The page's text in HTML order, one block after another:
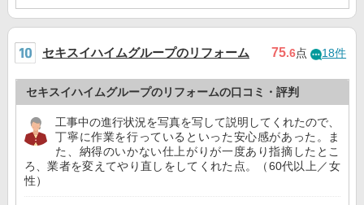
セキスイハイムグループのリフォーム 75.6点 18件
セキスイハイムグループのリフォームの口コミ・評判
工事中の進行状況を写真を写して説明してくれたので、
丁寧に作業を行っているといった安心感があった。ま
た、納得のいかない仕上がりが一度あり指摘したとこ
ろ、業者を変えてやり直しをしてくれた点。（60代以上／女
性）